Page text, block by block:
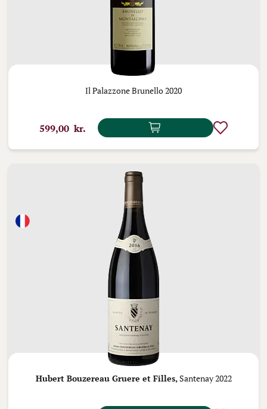
Il Palazzone Brunello 2020
599,00 kr.
Hubert Bouzereau Gruere et Filles,Santenay 2022